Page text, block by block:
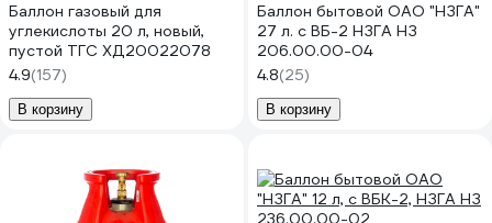
Баллон газовый для
углекислоты 20 л, новый,
пустой ТГС ХД20022078
4.9(157)
В корзину
Баллон бытовой ОАО "НЗГА"
27 л. с ВБ-2 НЗГА НЗ
206.00.00-04
4.8(25)
В корзину